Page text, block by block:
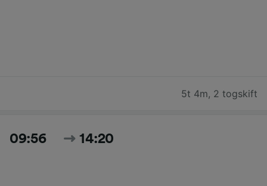
5t 4m, 2 togskift
09:56 14:20